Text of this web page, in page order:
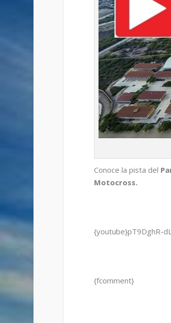
Conoce la pista del
Motocross.
{youtube}pT9DghR-
{fcomment}